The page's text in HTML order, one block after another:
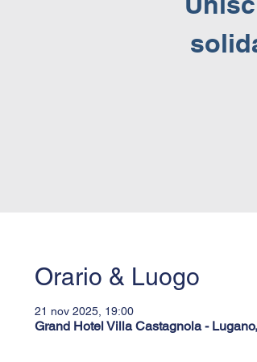
Orario & Luogo
21 nov 2025, 19:00
Grand Hotel Villa Castagnola -